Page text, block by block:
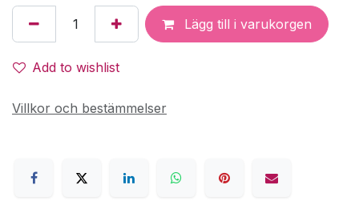
Lägg till i varukorgen
Add to wishlist
Villkor och bestämmelser